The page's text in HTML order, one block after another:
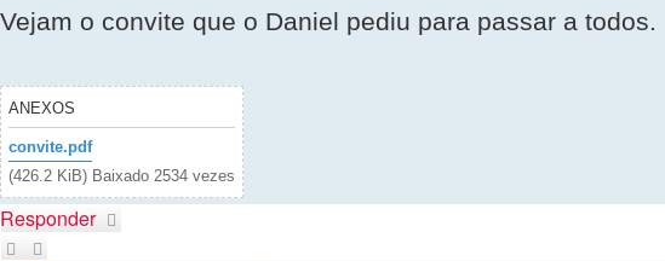
Vejam o convite que o Daniel pediu para passar a todos.
ANEXOS
convite.pdf
(426.2 KiB) Baixado 2534 vezes
Responder